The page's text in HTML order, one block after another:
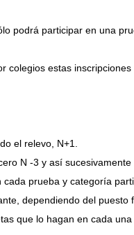
podrá participar en una
colegios estas
el relevo, N+1.
N -3 y así sucesivamente
cada prueba y categoría
dependiendo del puesto
que lo hagan en cada